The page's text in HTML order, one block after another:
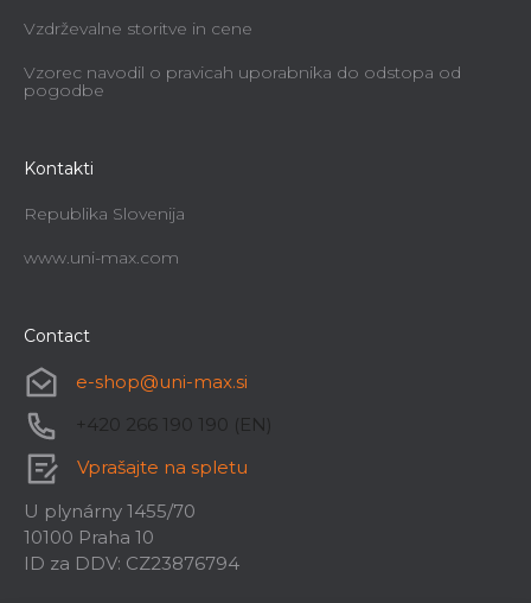
Vzdrževalne storitve in cene
Vzorec navodil o pravicah uporabnika do odstopa od
pogodbe
Kontakti
Republika Slovenija
www.uni-max.com
Contact
e-shop@uni-max.si
+420 266 190 190 (EN)
Vprašajte na spletu
U plynárny 1455/70
10100 Praha 10
ID za DDV: CZ23876794